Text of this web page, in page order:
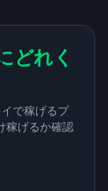
どれく
で稼げるプ
稼げるか確認